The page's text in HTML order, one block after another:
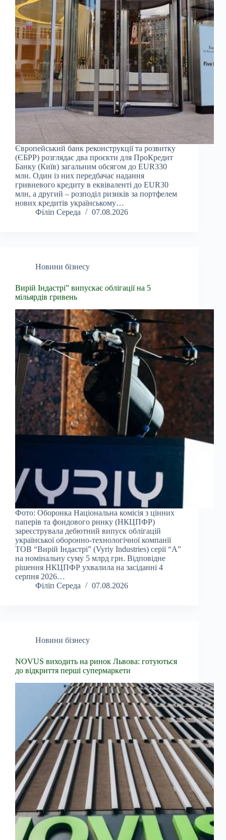
Європейський банк реконструкції та розвитку
(ЄБРР) розглядає два проєкти для ПроКредит
Банку (Київ) загальним обсягом до EUR330
млн. Один із них передбачає надання
гривневого кредиту в еквіваленті до EUR30
млн, а другий – розподіл ризиків за портфелем
нових кредитів українському…
Філіп Середа
07.08.2026
Новини бізнесу
Вирій Індастрі” випускає облігації на 5
мільярдів гривень
Фото: Оборонка Національна комісія з цінних
паперів та фондового ринку (НКЦПФР)
зареєструвала дебютний випуск облігацій
української оборонно-технологічної компанії
ТОВ “Вирій Індастрі” (Vyriy Industries) серії “А”
на номінальну суму 5 млрд грн. Відповідне
рішення НКЦПФР ухвалила на засіданні 4
серпня 2026…
Філіп Середа
07.08.2026
Новини бізнесу
NOVUS виходить на ринок Львова: готуються
до відкриття перші супермаркети